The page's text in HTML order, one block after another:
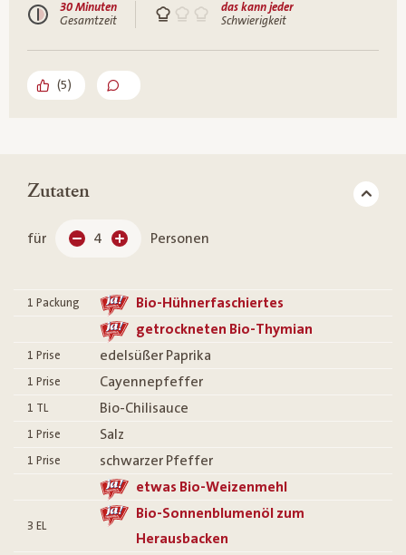
30 Minuten
Gesamtzeit
das kann jeder
Schwierigkeit
(5)
Zutaten
für 4 Personen
1 Packung
Bio-Hühnerfaschiertes
getrockneten Bio-Thymian
1 Prise edelsüßer Paprika
1 Prise Cayennepfeffer
1 TL Bio-Chilisauce
1 Prise Salz
1 Prise
schwarzer Pfeffer
etwas Bio-Weizenmehl
3 EL
Bio-Sonnenblumenöl zum
Herausbacken